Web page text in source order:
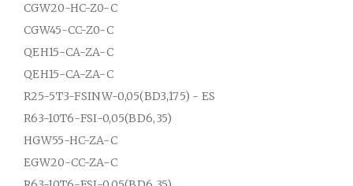
CGW20-HC-Z0-C
CGW45-CC-Z0-C
QEH15-CA-ZA-C
QEH15-CA-ZA-C
R25-5T3-FSINW-0,05(BD3,175) - ES
R63-10T6-FSI-0,05(BD6,35)
HGW55-HC-ZA-C
EGW20-CC-ZA-C